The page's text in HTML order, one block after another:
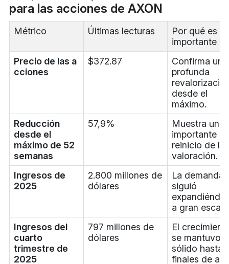
para las acciones de AXON
Métrico Últimas lecturas
Por qué es
importante
Precio de las a
cciones
$372.87
Confirma una
profunda
desde el
máximo.
Reducción
desde el
máximo de 52
semanas
57,9%
Muestra un
importante
reinicio de la
valoración.
Ingresos de
2025
2.800 millones de
dólares
La demanda
siguió
a gran
Ingresos del
cuarto
trimestre de
2025
797 millones de
dólares
El
se mantuvo
sólido hasta
finales de